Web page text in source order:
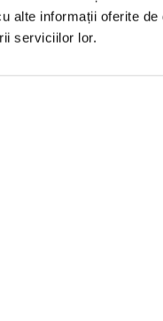
alte informații oferite
serviciilor lor.
clienți